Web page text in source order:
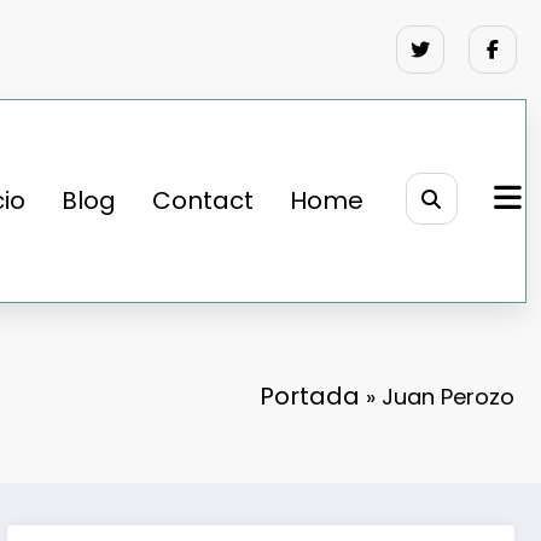
Blog Contact Home
Portada » Juan Perozo